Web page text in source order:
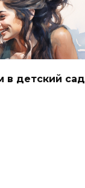
в детский сад